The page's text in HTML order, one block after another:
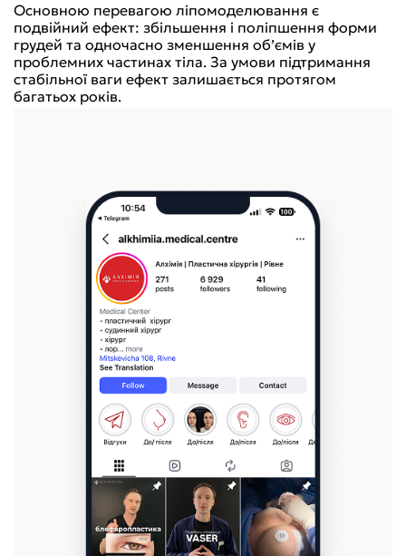
Основною перевагою ліпомоделювання є
подвійний ефект: збільшення і поліпшення форми
грудей та одночасно зменшення об’ємів у
проблемних частинах тіла. За умови підтримання
стабільної ваги ефект залишається протягом
багатьох років.